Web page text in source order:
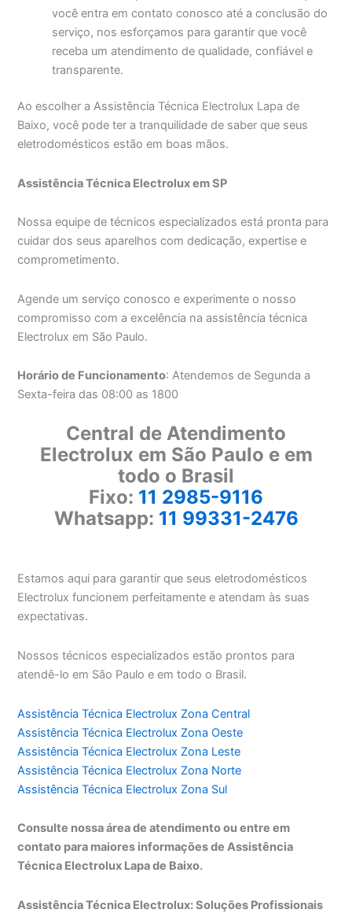
você entra em contato conosco até a conclusão do
serviço, nos esforçamos para garantir que você
receba um atendimento de qualidade, confiável e
transparente.
Ao escolher a Assistência Técnica Electrolux Lapa de
Baixo, você pode ter a tranquilidade de saber que seus
eletrodomésticos estão em boas mãos.
Assistência Técnica Electrolux em SP
Nossa equipe de técnicos especializados está pronta para
cuidar dos seus aparelhos com dedicação, expertise e
comprometimento.
Agende um serviço conosco e experimente o nosso
compromisso com a excelência na assistência técnica
Electrolux em São Paulo.
Horário de Funcionamento: Atendemos de Segunda a
Sexta-feira das 08:00 as 1800
Central de Atendimento
Electrolux em São Paulo e em
todo o Brasil
Fixo: 11 2985-9116
Whatsapp: 11 99331-2476
Estamos aqui para garantir que seus eletrodomésticos
Electrolux funcionem perfeitamente e atendam às suas
expectativas.
Nossos técnicos especializados estão prontos para
atendê-lo em São Paulo e em todo o Brasil.
Assistência Técnica Electrolux Zona Central
Assistência Técnica Electrolux Zona Oeste
Assistência Técnica Electrolux Zona Leste
Assistência Técnica Electrolux Zona Norte
Assistência Técnica Electrolux Zona Sul
Consulte nossa área de atendimento ou entre em
contato para maiores informações de Assistência
Técnica Electrolux Lapa de Baixo.
Assistência Técnica Electrolux: Soluções Profissionais